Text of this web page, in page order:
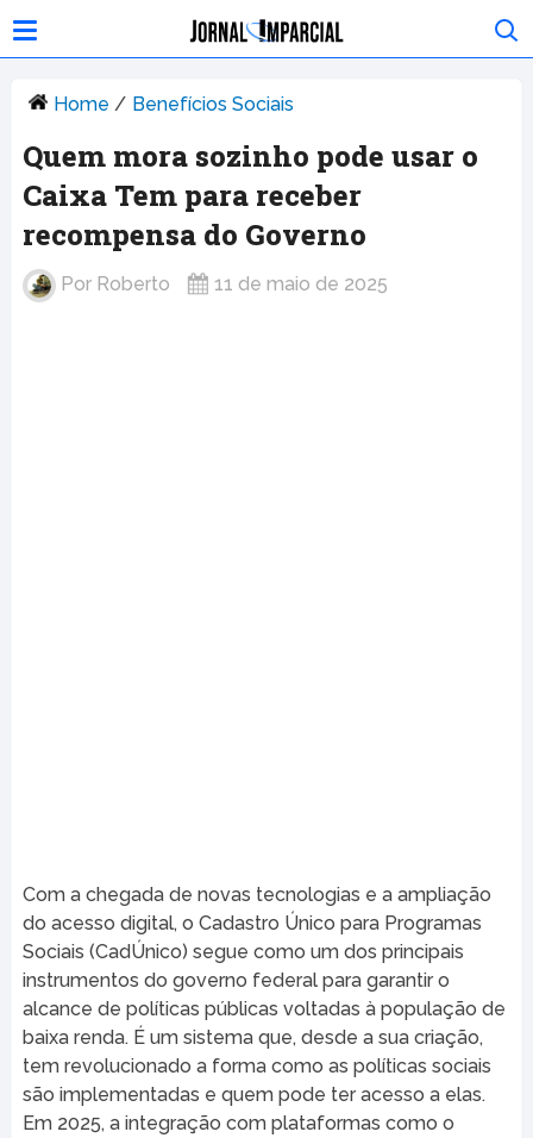
Home / Benefícios Sociais
Quem mora sozinho pode usar o
Caixa Tem para receber
recompensa do Governo
Por Roberto 11 de maio de 2025
Com a chegada de novas tecnologias e a ampliação
do acesso digital, o Cadastro Único para Programas
Sociais (CadÚnico) segue como um dos principais
instrumentos do governo federal para garantir o
alcance de políticas públicas voltadas à população de
baixa renda. É um sistema que, desde a sua criação,
tem revolucionado a forma como as políticas sociais
são implementadas e quem pode ter acesso a elas.
Em 2025, a integração com plataformas como o